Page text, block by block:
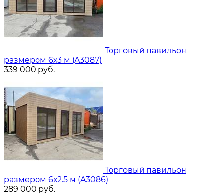
Торговый павильон
размером 6х3 м (A3087)
339 000 руб.
Торговый павильон
размером 6х2.5 м (A3086)
289 000 руб.